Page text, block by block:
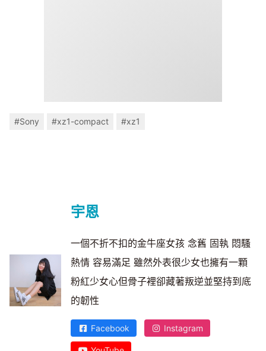
#Sony #xz1-compact #xz1
宇恩
一個不折不扣的金牛座女孩 念舊 固執 悶騷
熱情 容易滿足 雖然外表很少女也擁有一顆
粉紅少女心但骨子裡卻藏著叛逆並堅持到底
的韌性
Facebook Instagram